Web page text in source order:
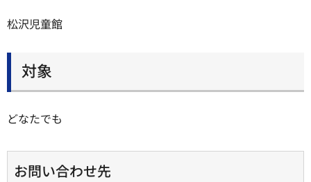
松沢児童館
対象
どなたでも
お問い合わせ先